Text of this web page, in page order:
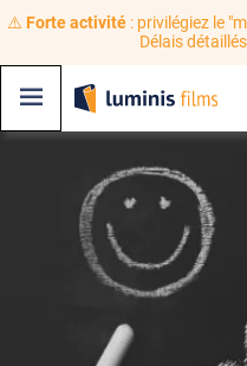
⚠️ Forte activité: privilégiez le
Délais